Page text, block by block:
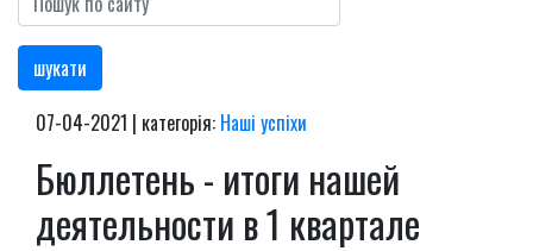
шукати
07-04-2021 | категорія: Наші успіхи
Бюллетень - итоги нашей
деятельности в 1 квартале